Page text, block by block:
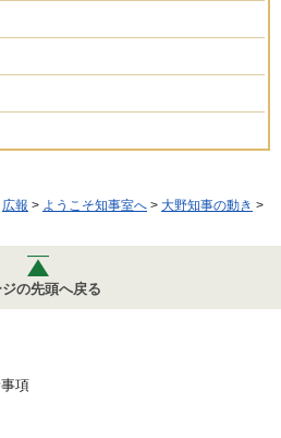
広報 > ようこそ知事室へ > 大野知事の動き >
の先頭へ戻る
項